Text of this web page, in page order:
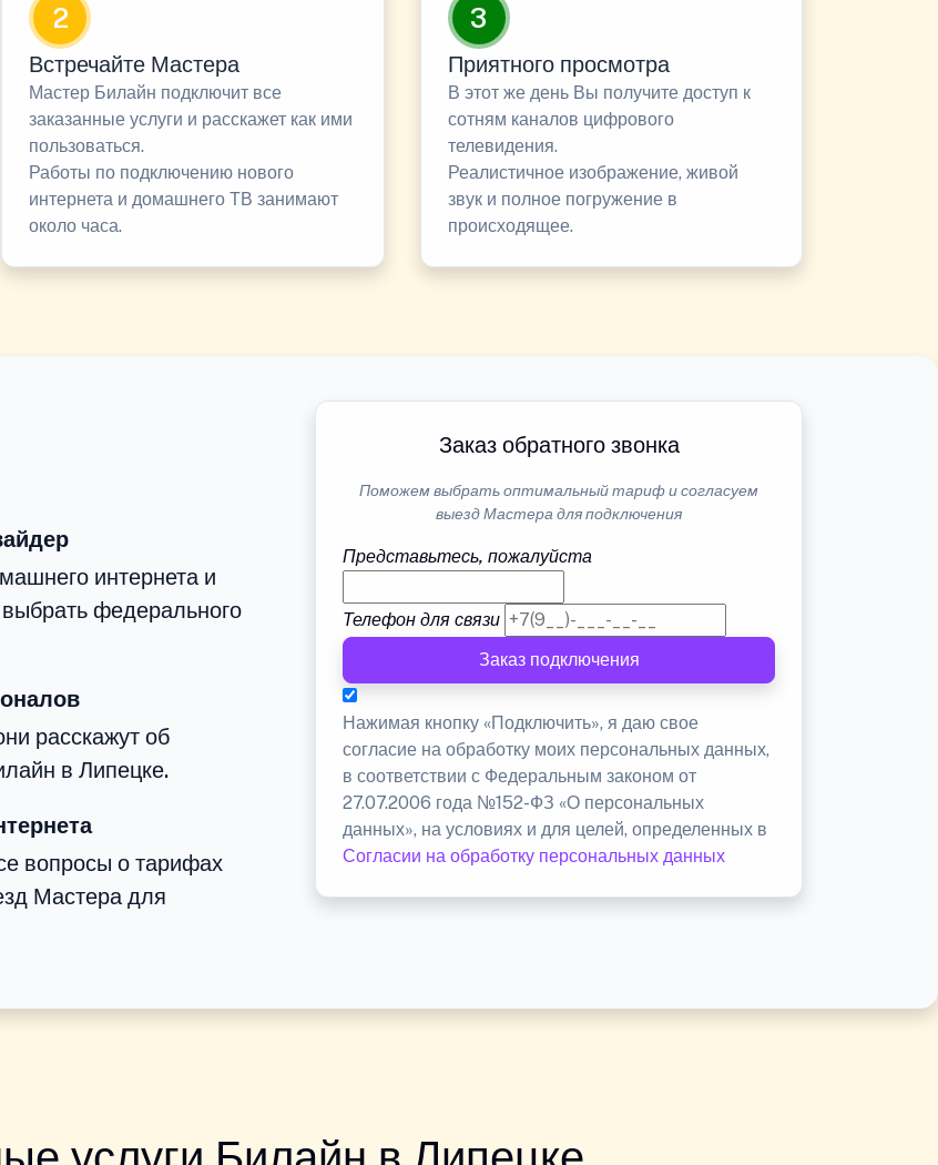
2
Встречайте Мастера
Мастер Билайн подключит все
заказанные услуги и расскажет как ими
пользоваться.
Работы по подключению нового
интернета и домашнего ТВ занимают
около часа.
3
Приятного просмотра
В этот же день Вы получите доступ к
сотням каналов цифрового
телевидения.
Реалистичное изображение, живой
звук и полное погружение в
происходящее.
интернета и
федерального
расскажут об
в Липецке.
вопросы о тарифах
Мастера для
Заказ обратного звонка
Поможем выбрать оптимальный тариф и согласуем
выезд Мастера для подключения
Представьтесь, пожалуйста
Телефон для связи
Заказ подключения
Нажимая кнопку «Подключить», я даю свое
согласие на обработку моих персональных данных,
в соответствии с Федеральным законом от
27.07.2006 года №152-ФЗ «О персональных
данных», на условиях и для целей, определенных в
Согласии на обработку персональных данных